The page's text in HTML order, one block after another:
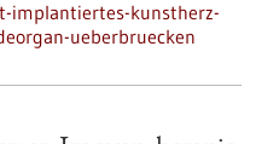
kunstherz-
ueberbruecken